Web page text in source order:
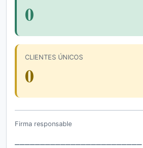
0
CLIENTES ÚNICOS
0
Firma responsable